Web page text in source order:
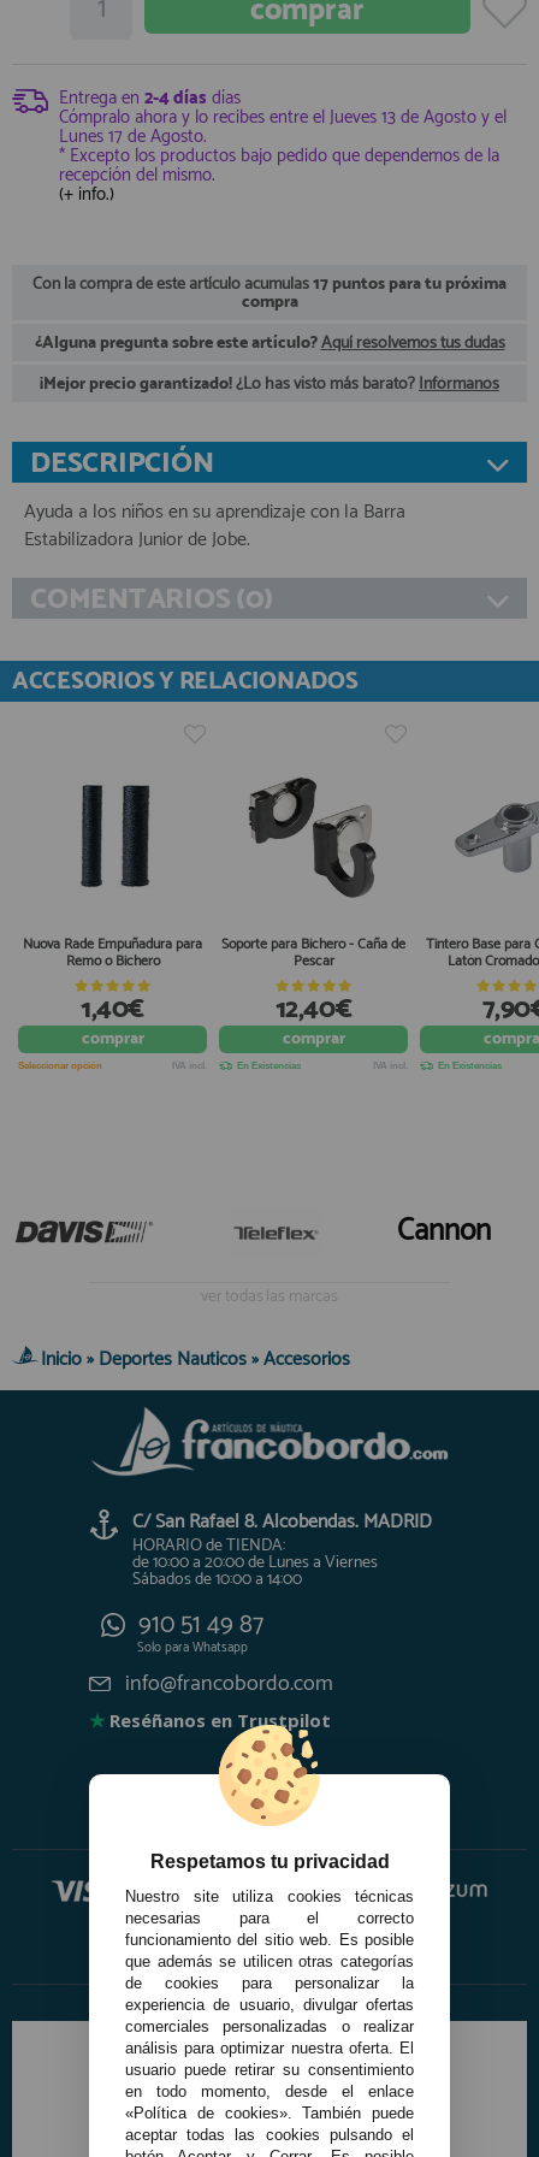
INFORMACION
de 10:00 a 20:00 de Lunes a Viernes
Sábados de 10:00 a 14:00
910 51 49 87 Solo para
Whatsapp
info@francobordo.com
registro profesional
Entrega en 2-4 días días
Cómpralo ahora y lo recibes entre elJueves 13 de Agostoy el
Lunes 17 de Agosto.
* Excepto los productos bajo pedido que dependemos de la
recepción del mismo.
(+ info.)
Con la compra de este artículo acumulas17 puntos para tu próxima
compra
¿Alguna pregunta sobre este artículo?Aquí resolvemos tus dudas
¡Mejor precio garantizado!¿Lo has visto más barato?Infórmanos
DESCRIPCIÓN
Ayuda a los niños en su aprendizaje con la Barra
Estabilizadora Junior de Jobe.
COMENTARIOS (0)
ACCESORIOS Y RELACIONADOS
Nuova Rade Empuñadura para
Remo o Bichero
1,40€
comprar
Seleccionar opción IVA incl.
Soporte para Bichero - Caña de
Pescar
12,40€
comprar
En Existencias IVA incl.
Tintero Base para
Latón
En Existencias
Cannon
ver todas las marcas
Inicio»Deportes Nauticos»Accesorios
C/ San Rafael 8. Alcobendas. MADRID
HORARIO de TIENDA:
de 10:00 a 20:00 de Lunes a Viernes
Sábados de 10:00 a 14:00
910 51 49 87
Solo paraWhatsapp
info@francobordo.com
★ Reséñanos en Trustpilot
Respetamos tu privacidad
Nuestro site utiliza cookies técnicas
necesarias para el correcto
funcionamiento del sitio web. Es posible
que además se utilicen otras categorías
de cookies para personalizar la
experiencia de usuario, divulgar ofertas
comerciales personalizadas o realizar
análisis para optimizar nuestra oferta. El
usuario puede retirar su consentimiento
en todo momento, desde el enlace
«Política de cookies». También puede
aceptar todas las cookies pulsando el